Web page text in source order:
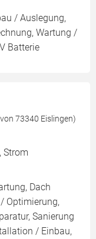
/ Auslegung,
Wartung /
Batterie
73340 Eislingen)
Strom
Dach
Optimierung,
Sanierung
/ Einbau,